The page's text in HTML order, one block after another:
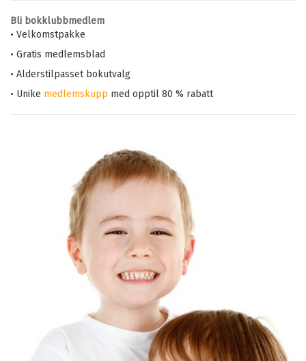
Bli bokklubbmedlem
• Velkomstpakke
• Gratis medlemsblad
• Alderstilpasset bokutvalg
• Unike medlemskupp med opptil 80 % rabatt